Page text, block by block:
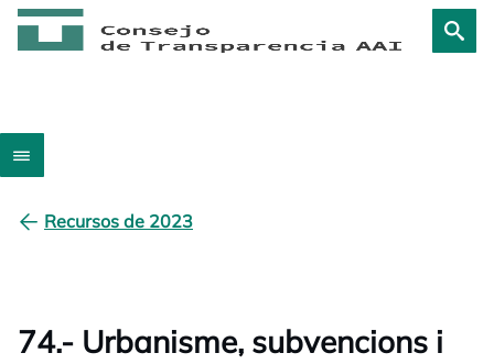
Recursos de 2023
74.- Urbanisme, subvencions i